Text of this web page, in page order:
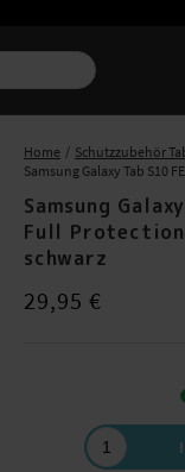
Home Schutzzubehör
Samsung Galaxy Tab S10
Samsung
Full
schwarz
Preis:29,95 €
29,95 €